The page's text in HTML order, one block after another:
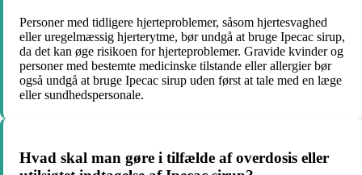
Personer med tidligere hjerteproblemer, såsom hjertesvaghed
eller uregelmæssig hjerterytme, bør undgå at bruge Ipecac sirup,
da det kan øge risikoen for hjerteproblemer. Gravide kvinder og
personer med bestemte medicinske tilstande eller allergier bør
også undgå at bruge Ipecac sirup uden først at tale med en læge
eller sundhedspersonale.
Hvad skal man gøre i tilfælde af overdosis eller